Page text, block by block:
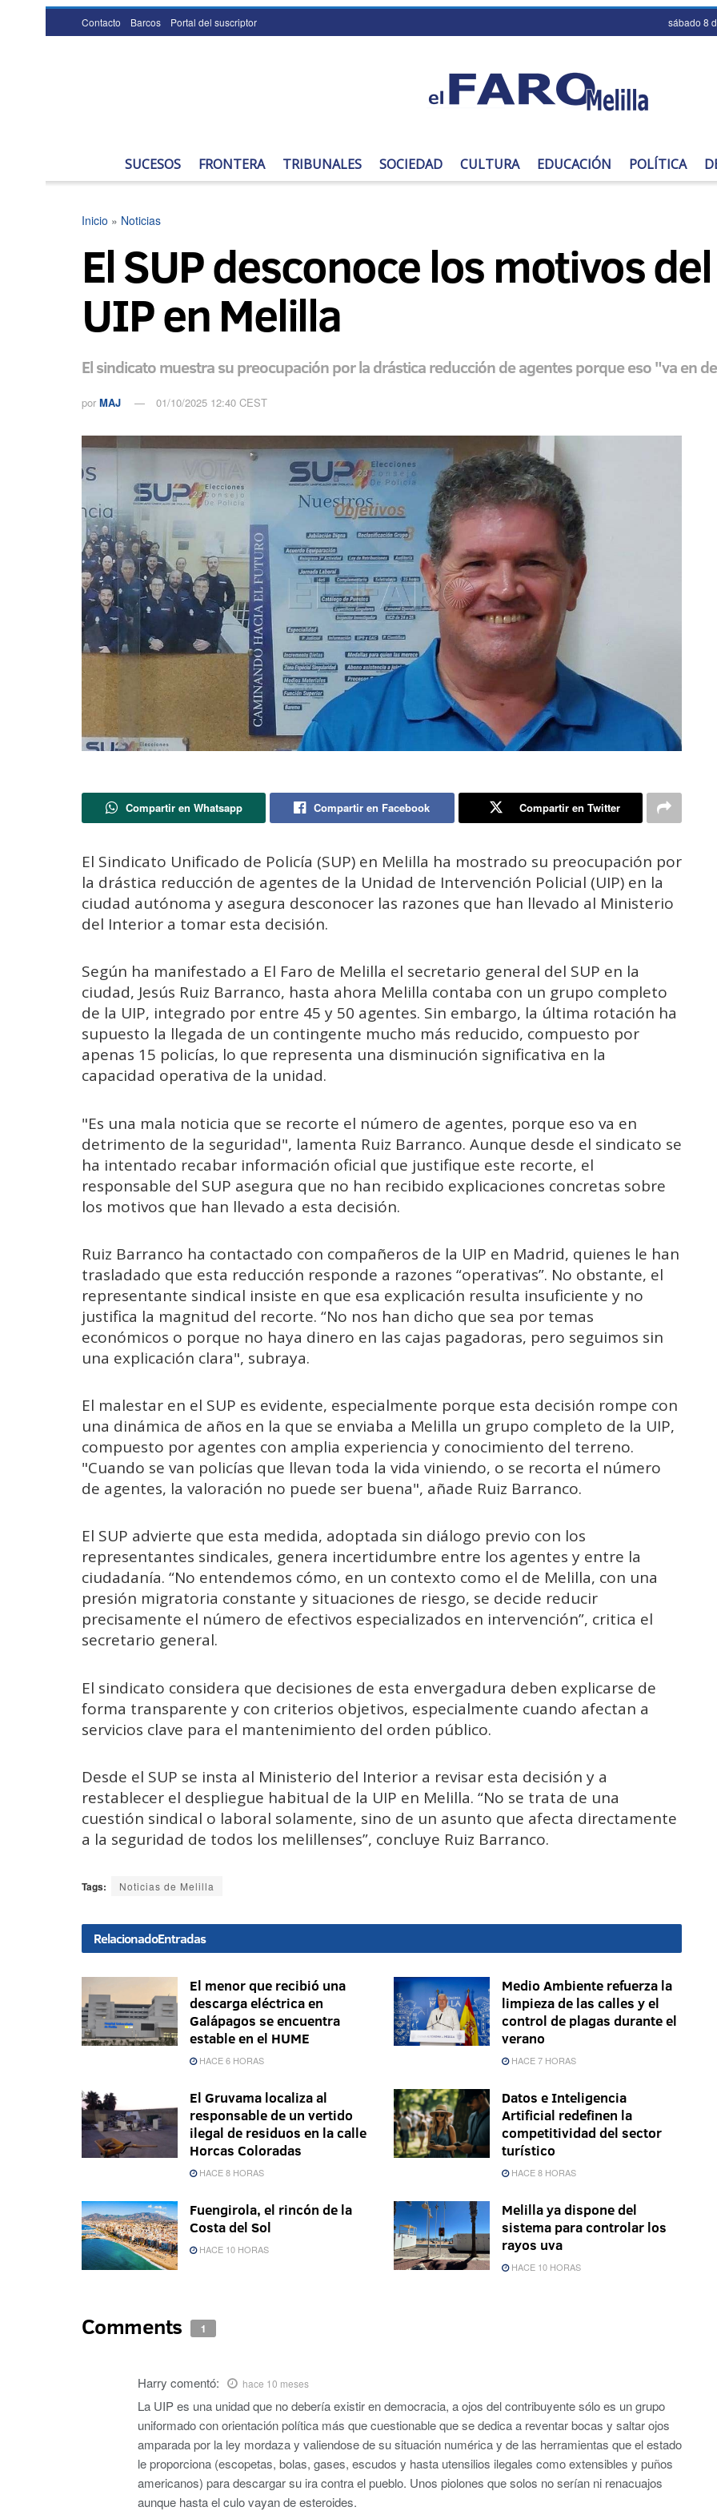
Contacto Barcos Portal del suscriptor sábado 8
SUCESOS FRONTERA TRIBUNALES SOCIEDAD CULTURA EDUCACIÓN POLÍTICA
Inicio » Noticias
El SUP desconoce los motivos
UIP en Melilla
El sindicato muestra su preocupación por la drástica reducción de agentes porque eso "va en
por MAJ 01/10/2025 12:40 CEST
Compartir en Whatsapp Compartir en Facebook Compartir en Twitter
El Sindicato Unificado de Policía (SUP) en Melilla ha mostrado su preocupación por
la drástica reducción de agentes de la Unidad de Intervención Policial (UIP) en la
ciudad autónoma y asegura desconocer las razones que han llevado al Ministerio
del Interior a tomar esta decisión.
Según ha manifestado a El Faro de Melilla el secretario general del SUP en la
ciudad, Jesús Ruiz Barranco, hasta ahora Melilla contaba con un grupo completo
de la UIP, integrado por entre 45 y 50 agentes. Sin embargo, la última rotación ha
supuesto la llegada de un contingente mucho más reducido, compuesto por
apenas 15 policías, lo que representa una disminución significativa en la
capacidad operativa de la unidad.
"Es una mala noticia que se recorte el número de agentes, porque eso va en
detrimento de la seguridad", lamenta Ruiz Barranco. Aunque desde el sindicato se
ha intentado recabar información oficial que justifique este recorte, el
responsable del SUP asegura que no han recibido explicaciones concretas sobre
los motivos que han llevado a esta decisión.
Ruiz Barranco ha contactado con compañeros de la UIP en Madrid, quienes le han
trasladado que esta reducción responde a razones “operativas”. No obstante, el
representante sindical insiste en que esa explicación resulta insuficiente y no
justifica la magnitud del recorte. “No nos han dicho que sea por temas
económicos o porque no haya dinero en las cajas pagadoras, pero seguimos sin
una explicación clara", subraya.
El malestar en el SUP es evidente, especialmente porque esta decisión rompe con
una dinámica de años en la que se enviaba a Melilla un grupo completo de la UIP,
compuesto por agentes con amplia experiencia y conocimiento del terreno.
"Cuando se van policías que llevan toda la vida viniendo, o se recorta el número
de agentes, la valoración no puede ser buena", añade Ruiz Barranco.
El SUP advierte que esta medida, adoptada sin diálogo previo con los
representantes sindicales, genera incertidumbre entre los agentes y entre la
ciudadanía. “No entendemos cómo, en un contexto como el de Melilla, con una
presión migratoria constante y situaciones de riesgo, se decide reducir
precisamente el número de efectivos especializados en intervención”, critica el
secretario general.
El sindicato considera que decisiones de esta envergadura deben explicarse de
forma transparente y con criterios objetivos, especialmente cuando afectan a
servicios clave para el mantenimiento del orden público.
Desde el SUP se insta al Ministerio del Interior a revisar esta decisión y a
restablecer el despliegue habitual de la UIP en Melilla. “No se trata de una
cuestión sindical o laboral solamente, sino de un asunto que afecta directamente
a la seguridad de todos los melillenses”, concluye Ruiz Barranco.
Tags: Noticias de Melilla
RelacionadoEntradas
El menor que recibió una
descarga eléctrica en
Galápagos se encuentra
estable en el HUME
HACE 6 HORAS
Medio Ambiente refuerza la
limpieza de las calles y el
control de plagas durante el
verano
HACE 7 HORAS
El Gruvama localiza al
responsable de un vertido
ilegal de residuos en la calle
Horcas Coloradas
HACE 8 HORAS
Datos e Inteligencia
Artificial redefinen la
competitividad del sector
turístico
HACE 8 HORAS
Fuengirola, el rincón de la
Costa del Sol
HACE 10 HORAS
Melilla ya dispone del
sistema para controlar los
rayos uva
HACE 10 HORAS
Comments 1
Harry comentó: hace 10 meses
La UIP es una unidad que no debería existir en democracia, a ojos del contribuyente sólo es un grupo
uniformado con orientación política más que cuestionable que se dedica a reventar bocas y saltar ojos
amparada por la ley mordaza y valiendose de su situación numérica y de las herramientas que el estado
le proporciona (escopetas, bolas, gases, escudos y hasta utensilios ilegales como extensibles y puños
americanos) para descargar su ira contra el pueblo. Unos piolones que solos no serían ni renacuajos
aunque hasta el culo vayan de esteroides.